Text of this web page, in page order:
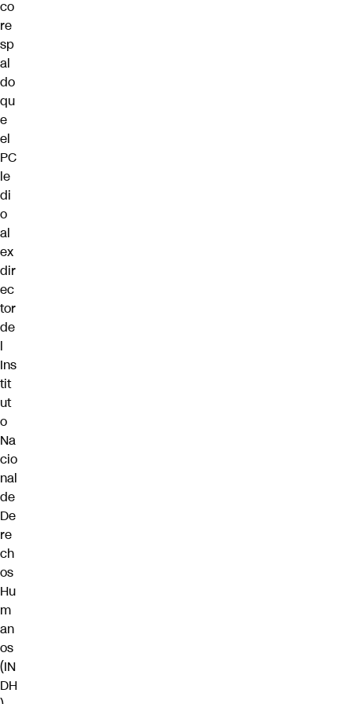
co
re
sp
al
do
qu
e
el
PC
le
di
o
al
ex
dir
ec
tor
de
l
Ins
tit
ut
o
Na
cio
nal
de
De
re
ch
os
Hu
m
an
os
(IN
DH